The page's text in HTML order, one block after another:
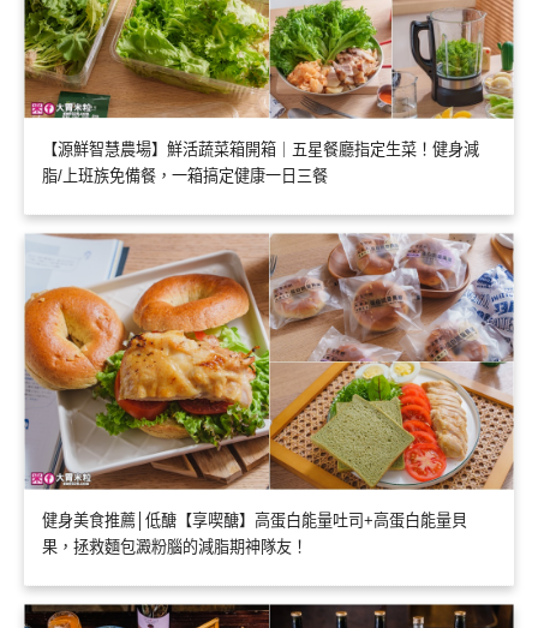
【源鮮智慧農場】鮮活蔬菜箱開箱｜五星餐廳指定生菜！健身減
脂/上班族免備餐，一箱搞定健康一日三餐
健身美食推薦│低醣【享喫醣】高蛋白能量吐司+高蛋白能量貝
果，拯救麵包澱粉腦的減脂期神隊友！